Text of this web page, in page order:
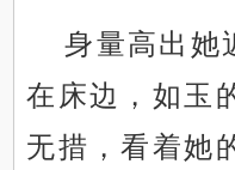
身量高出她
在床边，如玉
无措，看着她